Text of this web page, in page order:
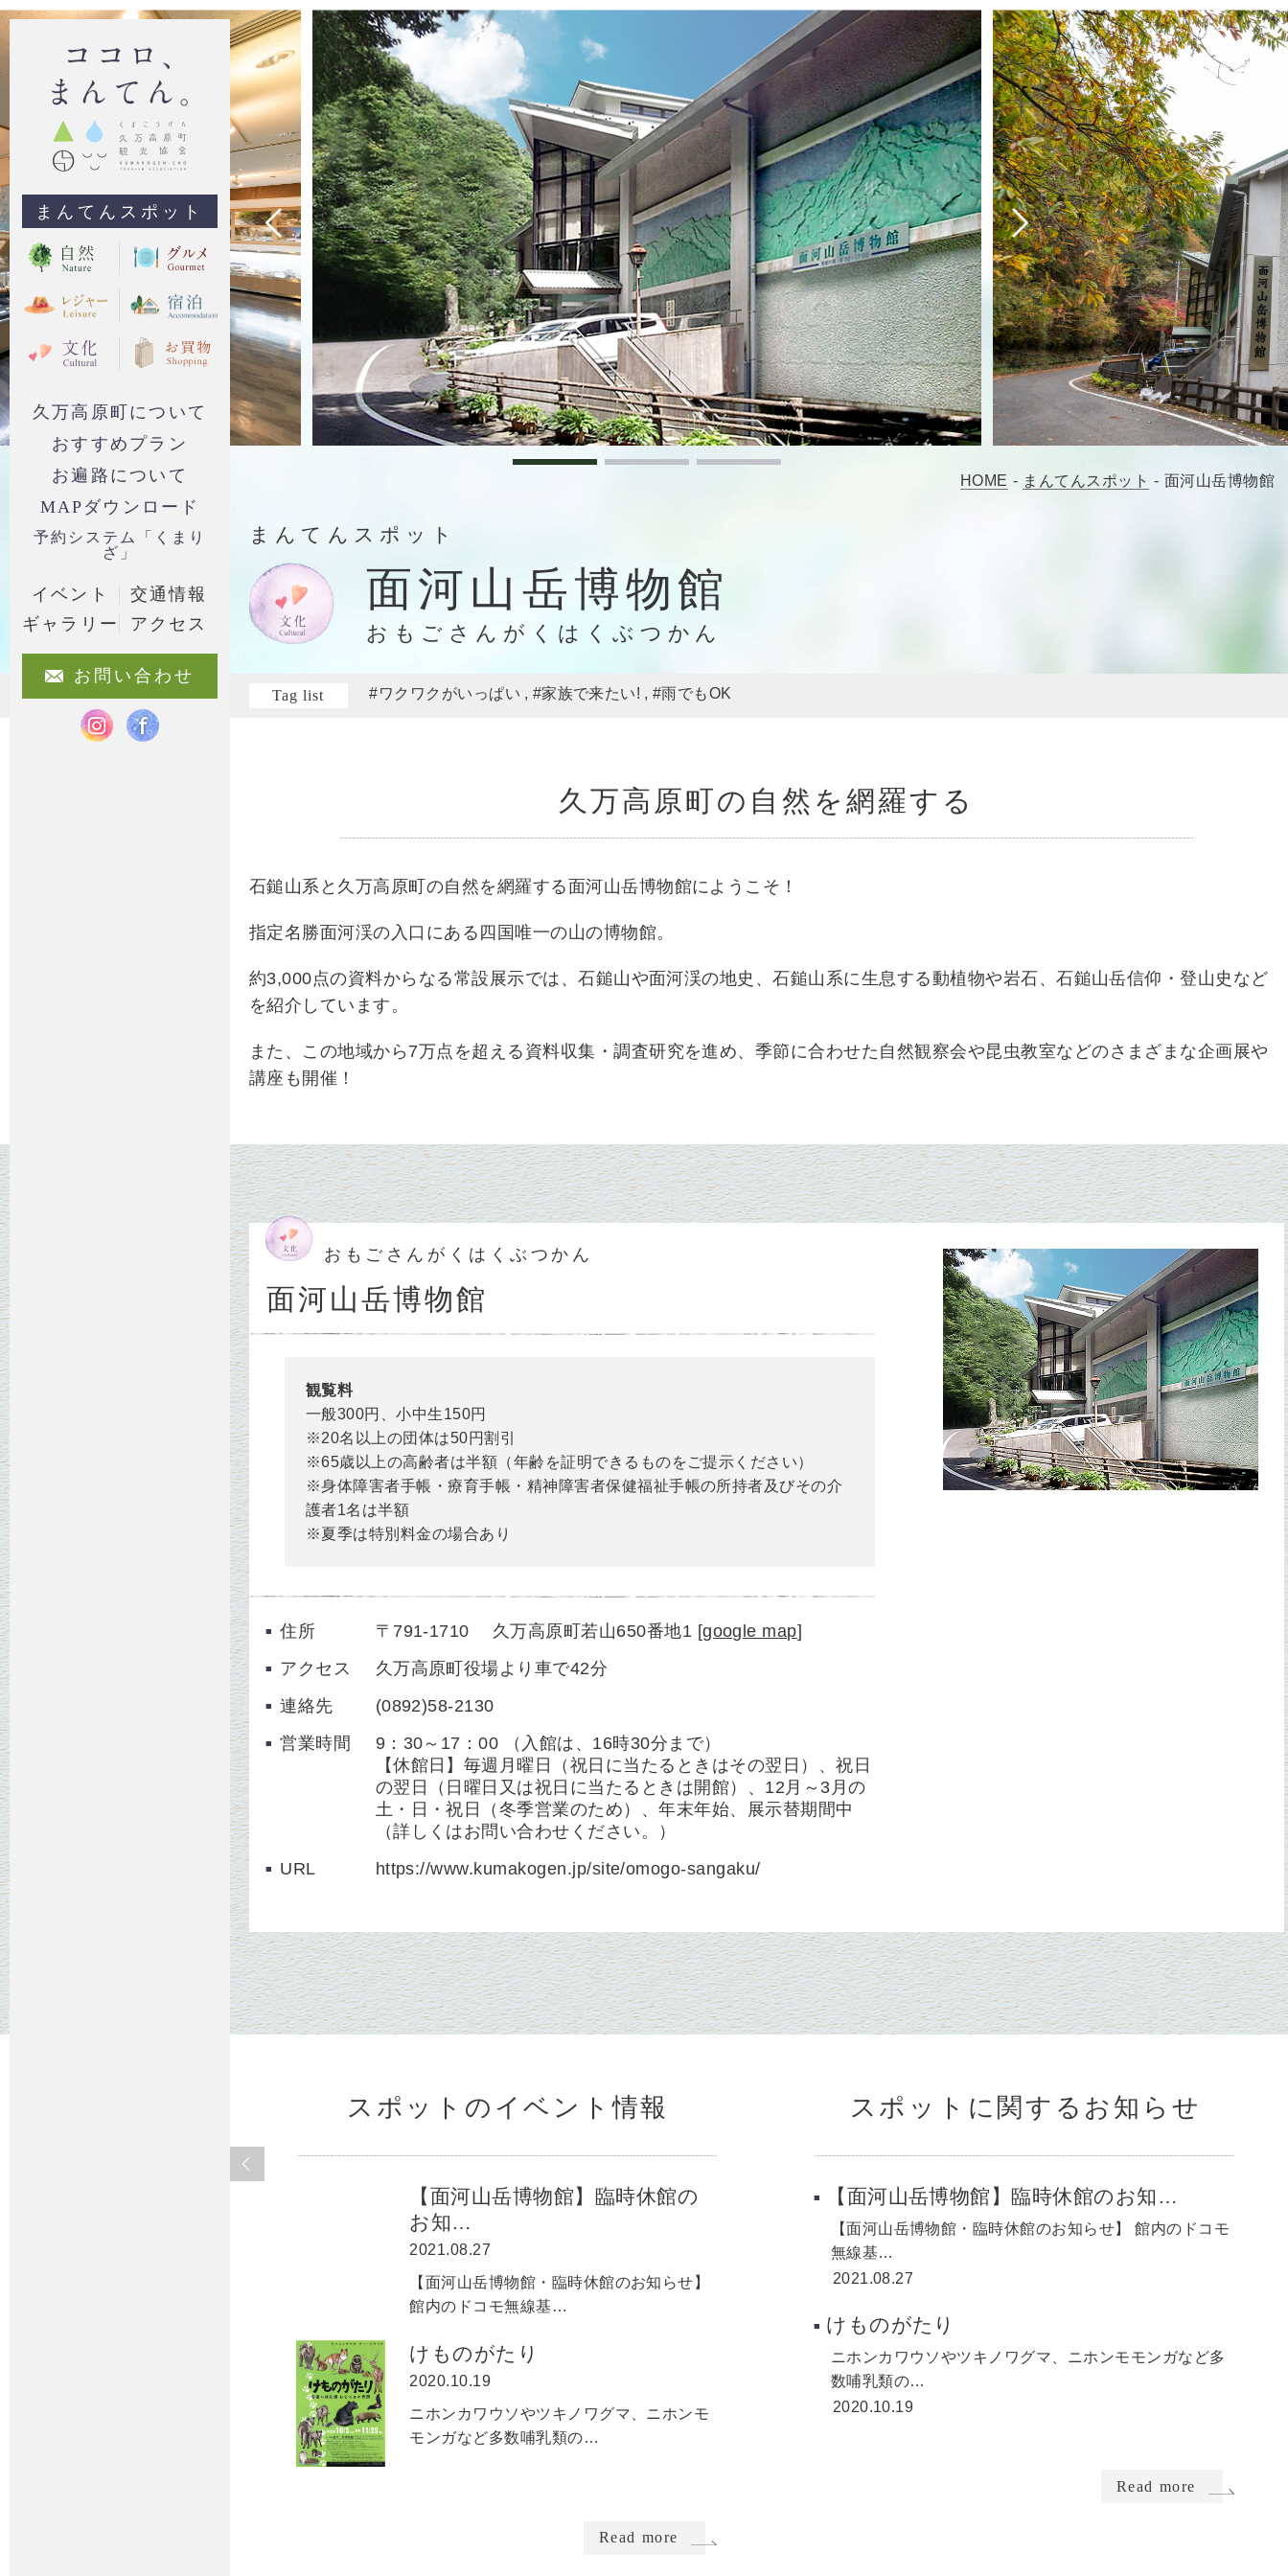
まんてんスポット
久万高原町について
おすすめプラン
お遍路について
MAPダウンロード
予約システム「くまり
ざ」
イベント
交通情報
ギャラリー
アクセス
お問い合わせ
HOME - まんてんスポット - 面河山岳博物館
まんてんスポット
面河山岳博物館
おもごさんがくはくぶつかん
Tag list #ワクワクがいっぱい #家族で来たい! #雨でもOK
久万高原町の自然を網羅する
石鎚山系と久万高原町の自然を網羅する面河山岳博物館にようこそ！
指定名勝面河渓の入口にある四国唯一の山の博物館。
約3,000点の資料からなる常設展示では、石鎚山や面河渓の地史、石鎚山系に生息する動植物や岩石、石鎚山岳信仰・登山史など
を紹介しています。
また、この地域から 7万点を超える資料収集・調査研究を進め、季節に合わせた自然観察会や昆虫教室などのさまざまな企画展や
講座も開催！
おもごさんがくはくぶつかん
面河山岳博物館
観覧料
一般300円、小中生150円
※20名以上の団体は50円割引
※65歳以上の高齢者は半額（年齢を証明できるものをご提示ください）
※身体障害者手帳・療育手帳・精神障害者保健福祉手帳の所持者及びその介
護者1名は半額
※夏季は特別料金の場合あり
住所 〒791-1710 久万高原町若山650番地1 [google map]
アクセス
久万高原町役場より車で42分
連絡先
(0892)58-2130
営業時間
9：30～17：00 （入館は、16時30分まで）
【休館日】毎週月曜日（祝日に当たるときはその翌日）、祝日
の翌日（日曜日又は祝日に当たるときは開館）、12月～3月の
土・日・祝日（冬季営業のため）、年末年始、展示替期間中
（詳しくはお問い合わせください。）
URL
https://www.kumakogen.jp/site/omogo-sangaku/
スポットのイベント情報
【面河山岳博物館】臨時休館の
お知…
2021.08.27
【面河山岳博物館・臨時休館のお知らせ】
館内のドコモ無線基…
けものがたり
2020.10.19
ニホンカワウソやツキノワグマ、ニホンモ
モンガなど多数哺乳類の…
Read more
スポットに関するお知らせ
【面河山岳博物館】臨時休館のお知…
【面河山岳博物館・臨時休館のお知らせ】 館内のドコモ
無線基…
2021.08.27
けものがたり
ニホンカワウソやツキノワグマ、ニホンモモンガなど多
数哺乳類の…
2020.10.19
Read more